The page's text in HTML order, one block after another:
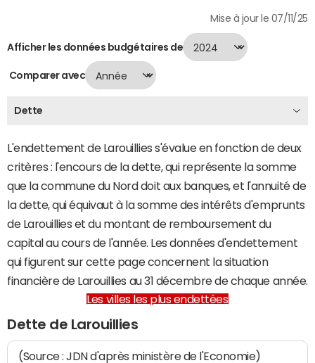
Mise à jour le 07/11/25
Afficher les données budgétaires de
Comparer avec
Dette
L'endettement de Larouillies s'évalue en fonction de deux
critères : l'encours de la dette, qui représente la somme
que la commune du Nord doit aux banques, et l'annuité de
la dette, qui équivaut à la somme des intérêts d'emprunts
de Larouillies et du montant de remboursement du
capital au cours de l'année. Les données d'endettement
qui figurent sur cette page concernent la situation
financière de Larouillies au 31 décembre de chaque année.
Les villes les plus endettées
Dette de Larouillies
(Source : JDN d'après ministère de l'Economie)